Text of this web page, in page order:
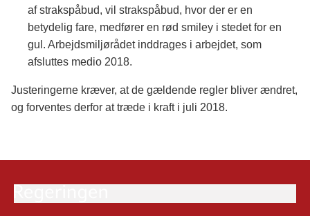
af strakspåbud, vil strakspåbud, hvor der er en
betydelig fare, medfører en rød smiley i stedet for en
gul. Arbejdsmiljørådet inddrages i arbejdet, som
afsluttes medio 2018.
Justeringerne kræver, at de gældende regler bliver ændret,
og forventes derfor at træde i kraft i juli 2018.